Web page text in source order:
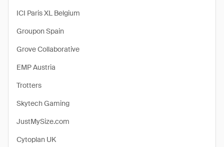
ICI Paris XL Belgium
Groupon Spain
Grove Collaborative
EMP Austria
Trotters
Skytech Gaming
JustMySize.com
Cytoplan UK